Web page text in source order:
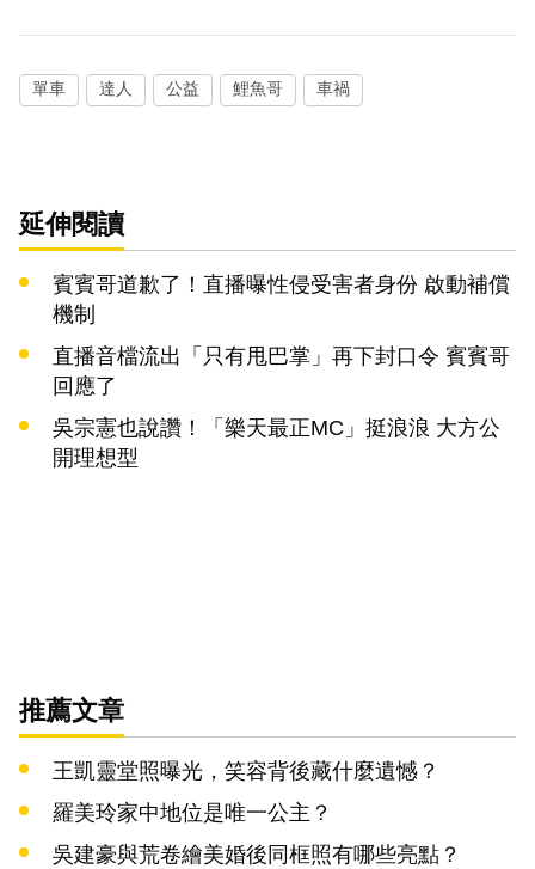
單車 達人 公益 鯉魚哥 車禍
延伸閱讀
賓賓哥道歉了！直播曝性侵受害者身份 啟動補償
機制
直播音檔流出「只有甩巴掌」再下封口令 賓賓哥
回應了
吳宗憲也說讚！「樂天最正MC」挺浪浪 大方公
開理想型
推薦文章
王凱靈堂照曝光，笑容背後藏什麼遺憾？
羅美玲家中地位是唯一公主？
吳建豪與荒卷繪美婚後同框照有哪些亮點？